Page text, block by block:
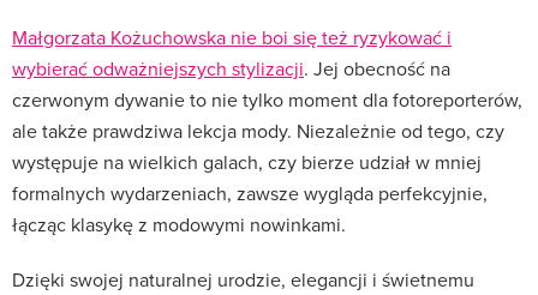
Małgorzata Kożuchowska nie boi się też ryzykować i
wybierać odważniejszych stylizacji. Jej obecność na
czerwonym dywanie to nie tylko moment dla fotoreporterów,
ale także prawdziwa lekcja mody. Niezależnie od tego, czy
występuje na wielkich galach, czy bierze udział w mniej
formalnych wydarzeniach, zawsze wygląda perfekcyjnie,
łącząc klasykę z modowymi nowinkami.
Dzięki swojej naturalnej urodzie, elegancji i świetnemu